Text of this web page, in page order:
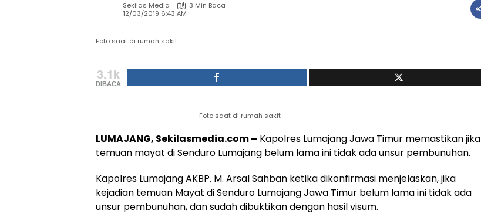
Sekilas Media
3 Min Baca
12/03/2019 6:43 AM
Foto saat di rumah sakit
3.1k
DIBACA
Foto saat di rumah sakit
LUMAJANG, Sekilasmedia.com – Kapolres Lumajang Jawa Timur memastikan jika
temuan mayat di Senduro Lumajang belum lama ini tidak ada unsur pembunuhan.
Kapolres Lumajang AKBP. M. Arsal Sahban ketika dikonfirmasi menjelaskan, jika
kejadian temuan Mayat di Senduro Lumajang Jawa Timur belum lama ini tidak ada
unsur pembunuhan, dan sudah dibuktikan dengan hasil visum.